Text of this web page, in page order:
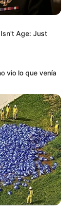
en el comedero?
Age: Just
vio lo que venía